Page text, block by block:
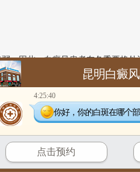
因此，白癜风患者在冬季要格外
度暴露在寒冷的环境中。特别是在
激。
调理来增强免疫力和抵抗力。建
一些温补的食物，如姜汤、红枣等
昆明白癜
4:25:40
你好，你的白斑在哪个
点击预约